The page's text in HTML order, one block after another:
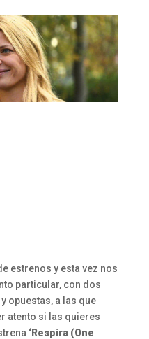
estrenos y esta vez nos
particular, con dos
opuestas, a las que
atento si las quieres
‘Respira (One